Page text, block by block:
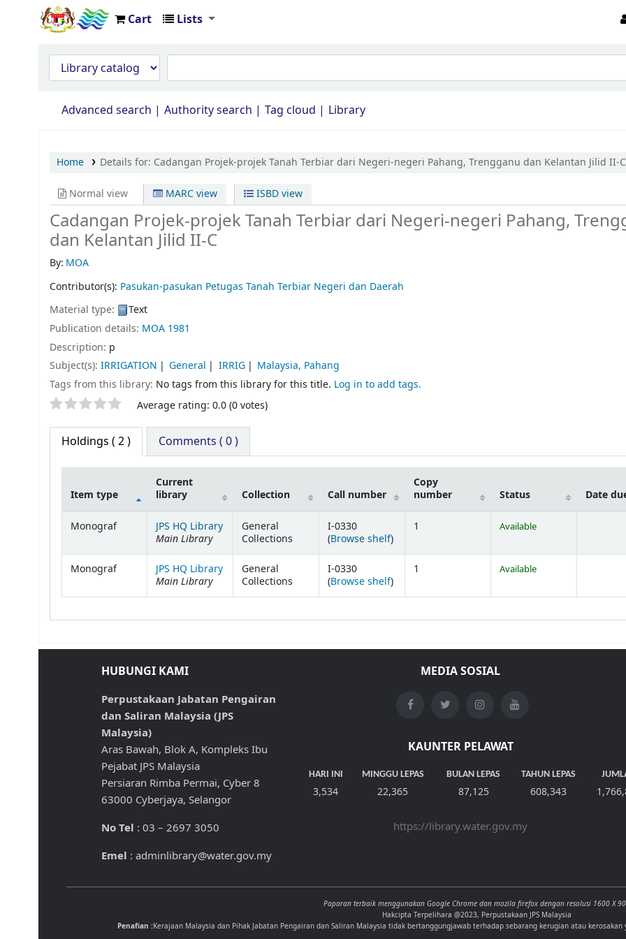
Cart Lists
Advanced search Authority search Tag cloud Library
Home Details for: Cadangan Projek-projek Tanah Terbiar dari Negeri-negeri Pahang, Trengganu dan Kelantan Jilid II-C
Normal view MARC view ISBD view
Cadangan Projek-projek Tanah Terbiar dari Negeri-negeri Pahang,
dan Kelantan Jilid II-C
By: MOA
Contributor(s): Pasukan-pasukan Petugas Tanah Terbiar Negeri dan Daerah
Material type:
Text
Publication details: MOA 1981
Description: p
Subject(s): IRRIGATION General IRRIG
Malaysia, Pahang
Tags from this library: No tags from this library for this title. Log in to add tags.
Average rating: 0.0 (0 votes)
Holdings ( 2 ) Comments ( 0 )
Item type
Current
library
Collection Call number
Copy
number
Status Date
Monograf
JPS HQ Library
Main Library
General
Collections
I-0330
(Browse shelf(Opens below)
)
1 Available
Monograf
JPS HQ Library
Main Library
General
Collections
I-0330
(Browse shelf(Opens below)
)
1 Available
HUBUNGI KAMI
Perpustakaan Jabatan Pengairan
dan Saliran Malaysia (JPS
Malaysia)
Aras Bawah, Blok A, Kompleks Ibu
Pejabat JPS Malaysia
Persiaran Rimba Permai, Cyber 8
63000 Cyberjaya, Selangor
No Tel : 03 – 2697 3050
Emel : adminlibrary@water.gov.my
MEDIA SOSIAL
KAUNTER PELAWAT
HARI INI MINGGU LEPAS BULAN LEPAS TAHUN LEPAS
3,534 22,365 87,125 608,343
https://library.water.gov.my
Paparan terbaik menggunakan Google Chrome dan mozila firefox dengan resolusi 1600 X
Hakcipta Terpelihara @2023, Perpustakaan JPS Malaysia
Penafian :Kerajaan Malaysia dan Pihak Jabatan Pengairan dan Saliran Malaysia tidak bertanggungjawab terhadap sebarang kerugian atau